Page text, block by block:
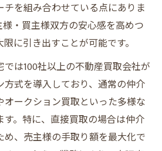
を組み合わせている点にありま
・買主様双方の安心感を高めつ
に引き出すことが可能です。
は100社以上の不動産買取会社が
式を導入しており、通常の仲介
ークション買取といった多様な
。特に、直接買取の場合は仲介
、売主様の手取り額を最大化で